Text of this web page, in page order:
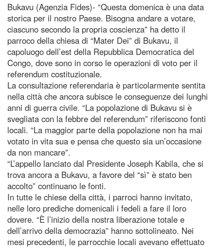
Bukavu (Agenzia Fides)- “Questa domenica è una data
storica per il nostro Paese. Bisogna andare a votare,
ciascuno secondo la propria coscienza” ha detto il
parroco della chiesa di “Mater Dei” di Bukavu, il
capoluogo dell’est della Repubblica Democratica del
Congo, dove sono in corso le operazioni di voto per il
referendum costituzionale.
La consultazione referendaria è particolarmente sentita
nella città che ancora subisce le conseguenze dei lunghi
anni di guerra civile. “La popolazione di Bukavu si è
svegliata con la febbre del referendum” riferiscono fonti
locali. “La maggior parte della popolazione non ha mai
votato in vita sua e pensa che questo sia un’occasione
da non mancare”.
“L’appello lanciato dal Presidente Joseph Kabila, che si
trova ancora a Bukavu, a favore del “sì” è stato ben
accolto” continuano le fonti.
In tutte le chiese della città, i parroci hanno invitato,
nelle loro prediche domenicali i fedeli a fare il loro
dovere. “È l’inizio della nostra liberazione totale e
dell’arrivo della democrazia” hanno sottolineato. Nei
mesi precedenti, le parrocchie locali avevano effettuato